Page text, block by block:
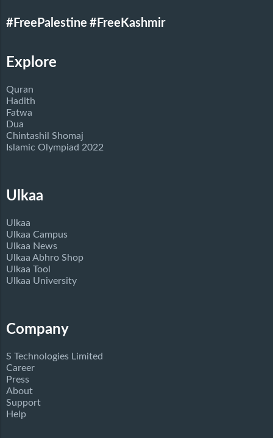
#FreePalestine #FreeKashmir
Explore
Quran
Hadith
Fatwa
Dua
Chintashil Shomaj
Islamic Olympiad 2022
Ulkaa
Ulkaa
Ulkaa Campus
Ulkaa News
Ulkaa Abhro Shop
Ulkaa Tool
Ulkaa University
Company
S Technologies Limited
Career
Press
About
Support
Help